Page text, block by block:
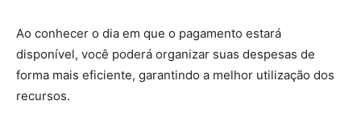
Ao conhecer o dia em que o pagamento estará
disponível, você poderá organizar suas despesas de
forma mais eficiente, garantindo a melhor utilização dos
recursos.